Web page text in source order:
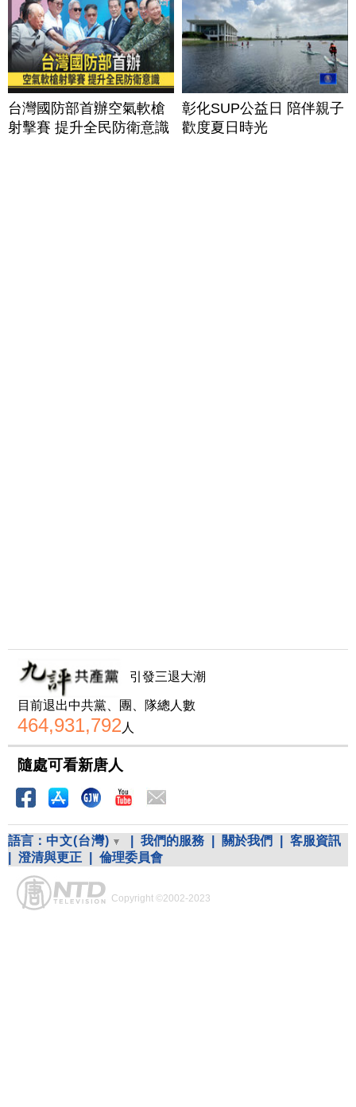
台灣國防部首辦空氣軟槍
射擊賽 提升全民防衛意識
彰化SUP公益日 陪伴親子
歡度夏日時光
引發三退大潮
目前退出中共黨、團、隊總人數
464,931,792 人
隨處可看新唐人
語言： 中文(台灣) 我們的服務 關於我們
客服資訊
澄清與更正 倫理委員會
Copyright ©2002-2023